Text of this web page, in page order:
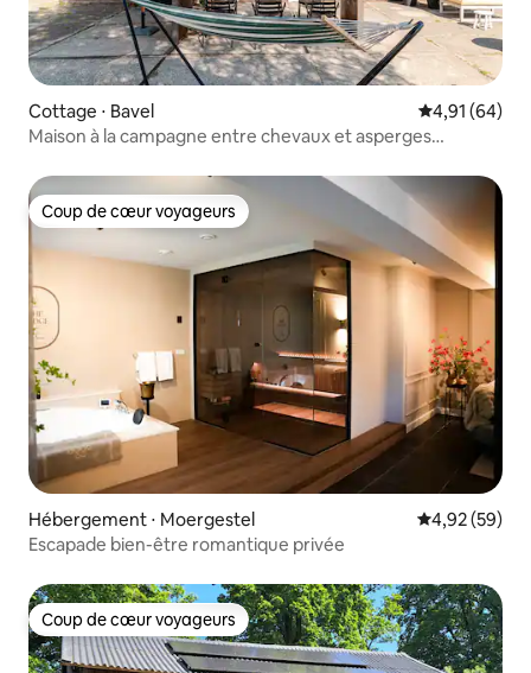
Cottage ⋅ Bavel Évaluation
4,91 (64)
Maison à la campagne entre chevaux et asperges
Coup de cœur voyageurs
Coup de cœur voyageurs
Hébergement ⋅ Moergestel Évaluation
4,92 (59)
Escapade bien-être romantique privée
Coup de cœur voyageurs
Coup de cœur voyageurs